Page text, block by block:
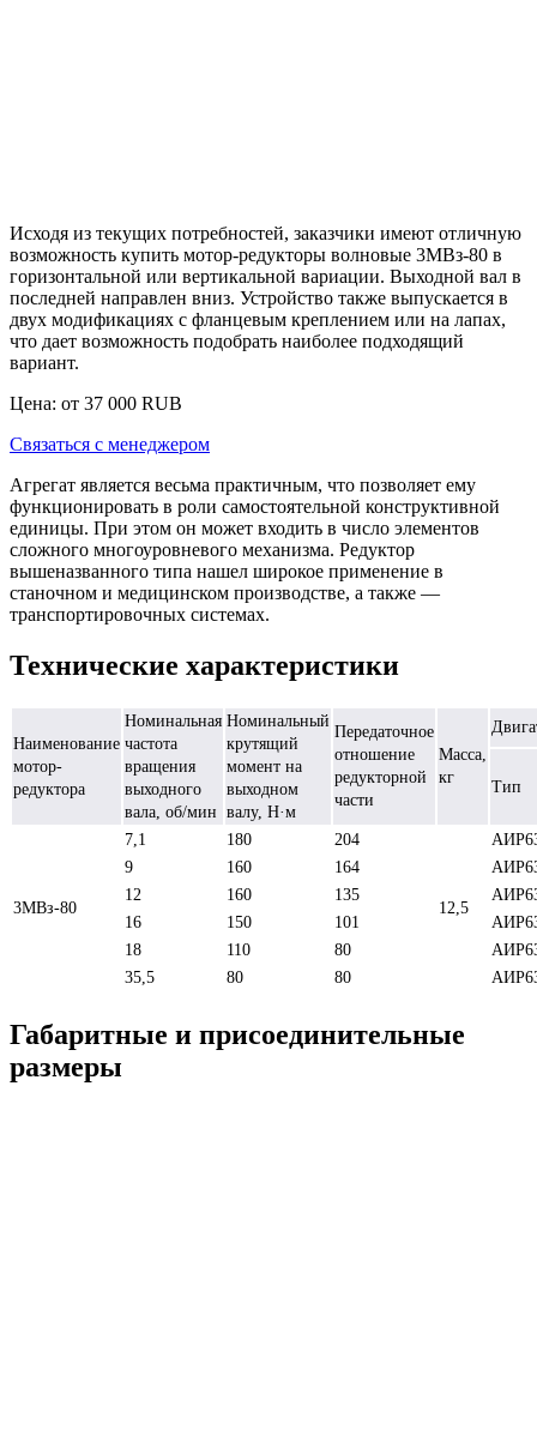
Исходя из текущих потребностей, заказчики имеют отличную
возможность купить мотор-редукторы волновые 3МВз-80 в
горизонтальной или вертикальной вариации. Выходной вал в
последней направлен вниз. Устройство также выпускается в
двух модификациях с фланцевым креплением или на лапах,
что дает возможность подобрать наиболее подходящий
вариант.
Цена: от 37 000 RUB
Связаться с менеджером
Агрегат является весьма практичным, что позволяет ему
функционировать в роли самостоятельной конструктивной
единицы. При этом он может входить в число элементов
сложного многоуровневого механизма. Редуктор
вышеназванного типа нашел широкое применение в
станочном и медицинском производстве, а также ―
транспортировочных системах.
Технические характеристики
Наименование
мотор-
редуктора
Номинальная
частота
вращения
выходного
вала, об/мин
Номинальный
крутящий
момент на
выходном
валу, Н·м
Передаточное
отношение
редукторной
части
Масса,
кг
Тип
3МВз-80
7,1 180 204
12,5
9
160 164
12
160 135
16
150 101
18
110 80
35,5
80 80
Габаритные и присоединительные
размеры